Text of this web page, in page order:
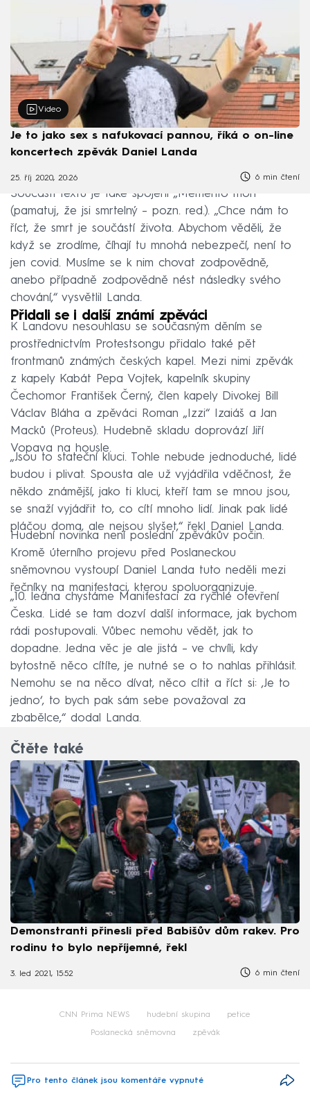
Video
Je to jako sex s nafukovací pannou, říká o on-line
koncertech zpěvák Daniel Landa
25. říj 2020, 20:26 6 min čtení
Součástí textu je také spojení „Memento mori“
(pamatuj, že jsi smrtelný – pozn. red.). „Chce nám to
říct, že smrt je součástí života. Abychom věděli, že
když se zrodíme, číhají tu mnohá nebezpečí, není to
jen covid. Musíme se k nim chovat zodpovědně,
anebo případně zodpovědně nést následky svého
chování,“ vysvětlil Landa.
Přidali se i další známí zpěváci
K Landovu nesouhlasu se současným děním se
prostřednictvím Protestsongu přidalo také pět
frontmanů známých českých kapel. Mezi nimi zpěvák
z kapely Kabát Pepa Vojtek, kapelník skupiny
Čechomor František Černý, člen kapely Divokej Bill
Václav Bláha a zpěváci Roman „Izzi“ Izaiáš a Jan
Macků (Proteus). Hudebně skladu doprovází Jiří
Vopava na housle.
„Jsou to stateční kluci. Tohle nebude jednoduché, lidé
budou i plivat. Spousta ale už vyjádřila vděčnost, že
někdo známější, jako ti kluci, kteří tam se mnou jsou,
se snaží vyjádřit to, co cítí mnoho lidí. Jinak pak lidé
pláčou doma, ale nejsou slyšet,“ řekl Daniel Landa.
Hudební novinka není poslední zpěvákův počin.
Kromě úterního projevu před Poslaneckou
sněmovnou vystoupí Daniel Landa tuto neděli mezi
řečníky na manifestaci, kterou spoluorganizuje.
„10. ledna chystáme Manifestaci za rychlé otevření
Česka. Lidé se tam dozví další informace, jak bychom
rádi postupovali. Vůbec nemohu vědět, jak to
dopadne. Jedna věc je ale jistá – ve chvíli, kdy
bytostně něco cítíte, je nutné se o to nahlas přihlásit.
Nemohu se na něco dívat, něco cítit a říct si: ,Je to
jedno‘, to bych pak sám sebe považoval za
zbabělce,“ dodal Landa.
Čtěte také
Demonstranti přinesli před Babišův dům rakev. Pro
rodinu to bylo nepříjemné, řekl
3. led 2021, 15:52 6 min čtení
CNN Prima NEWS hudební skupina petice
Poslanecká sněmovna zpěvák
Pro tento článek jsou komentáře vypnuté